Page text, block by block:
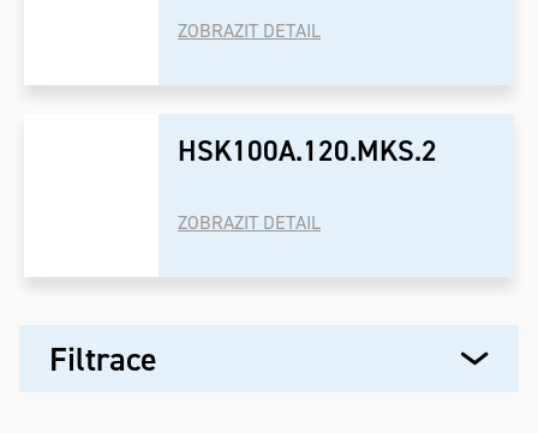
ZOBRAZIT DETAIL
HSK100A.120.MKS.2
ZOBRAZIT DETAIL
Filtrace
Výpis